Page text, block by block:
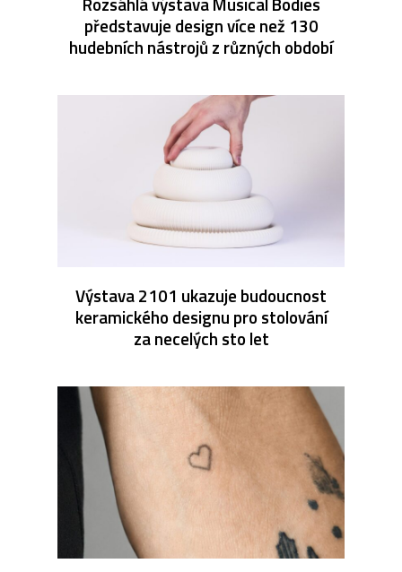
představuje design více než 130
hudebních nástrojů z různých období
Výstava 2101 ukazuje budoucnost
keramického designu pro stolování
za necelých sto let